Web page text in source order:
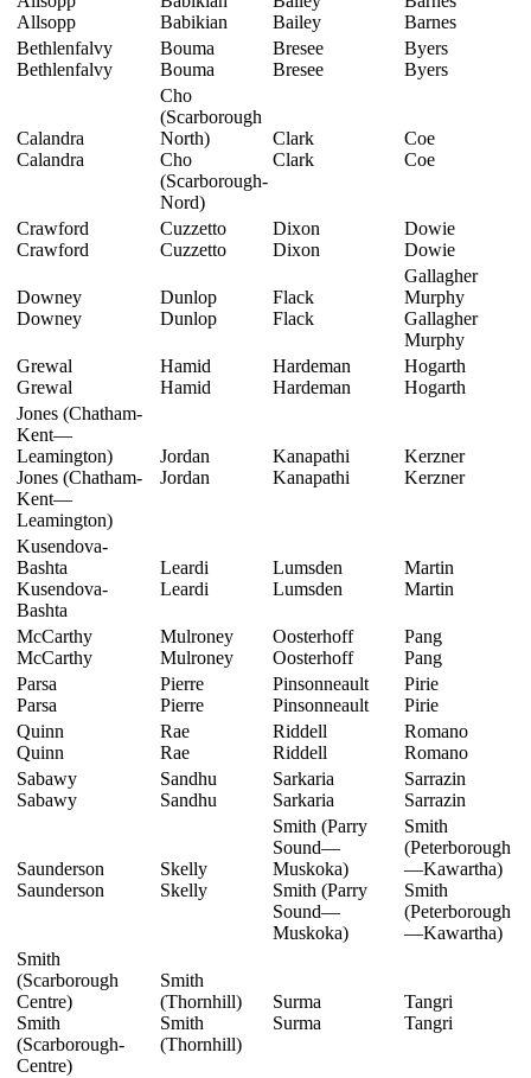
Allsopp
Babikian
Bailey
Barnes
Bethlenfalvy
Bethlenfalvy
Bouma
Bouma
Bresee
Bresee
Byers
Byers
Calandra
Calandra
Cho
(Scarborough
North)
Cho
(Scarborough-
Nord)
Clark
Clark
Coe
Coe
Crawford
Crawford
Cuzzetto
Cuzzetto
Dixon
Dixon
Dowie
Dowie
Downey
Downey
Dunlop
Dunlop
Flack
Flack
Gallagher
Murphy
Gallagher
Murphy
Grewal
Grewal
Hamid
Hamid
Hardeman
Hardeman
Hogarth
Hogarth
Jones (Chatham-
Kent—
Leamington)
Jones (Chatham-
Kent—
Leamington)
Jordan
Jordan
Kanapathi
Kanapathi
Kerzner
Kerzner
Kusendova-
Bashta
Kusendova-
Bashta
Leardi
Leardi
Lumsden
Lumsden
Martin
Martin
McCarthy
McCarthy
Mulroney
Mulroney
Oosterhoff
Oosterhoff
Pang
Pang
Parsa
Parsa
Pierre
Pierre
Pinsonneault
Pinsonneault
Pirie
Pirie
Quinn
Quinn
Rae
Rae
Riddell
Riddell
Romano
Romano
Sabawy
Sabawy
Sandhu
Sandhu
Sarkaria
Sarkaria
Sarrazin
Sarrazin
Saunderson
Saunderson
Skelly
Skelly
Smith (Parry
Sound—
Muskoka)
Smith (Parry
Sound—
Muskoka)
Smith
(Peterborough
—Kawartha)
Smith
(Peterborough
—Kawartha)
Smith
(Scarborough
Centre)
Smith
(Scarborough-
Centre)
Smith
(Thornhill)
Smith
(Thornhill)
Surma
Surma
Tangri
Tangri